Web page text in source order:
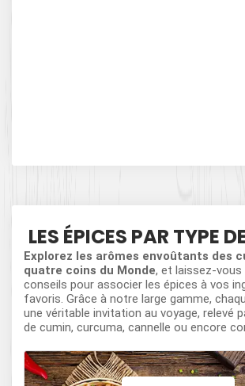
LES ÉPICES PAR TYPE
Explorez les arômes envoûtants des
quatre coins du Monde, et laissez-vous
conseils pour associer les épices à vos
favoris. Grâce à notre large gamme,
une véritable invitation au voyage, relevé
de cumin, curcuma, cannelle ou encore